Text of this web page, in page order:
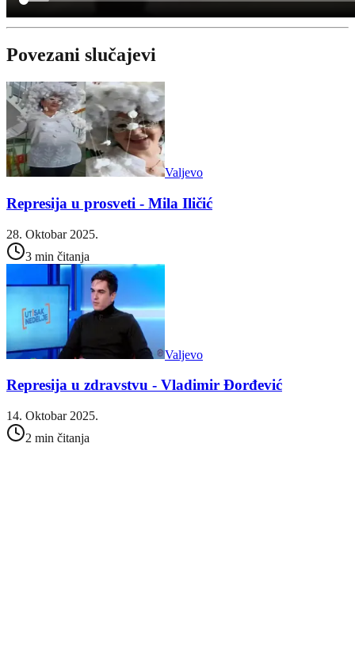
Povezani slučajevi
Valjevo
Represija u prosveti - Mila Iličić
28. Oktobar 2025.
3 min čitanja
Valjevo
Represija u zdravstvu - Vladimir Đorđević
14. Oktobar 2025.
2 min čitanja